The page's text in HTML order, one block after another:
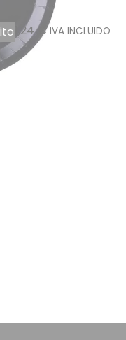
1,24€ IVA INCLUIDO